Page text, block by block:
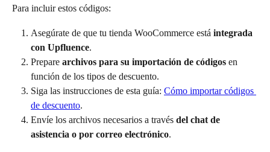
Para incluir estos códigos:
Asegúrate de que tu tienda WooCommerce está integrada
con Upfluence.
Prepare archivos para su importación de códigos en
función de los tipos de descuento.
Siga las instrucciones de esta guía: Cómo importar códigos
de descuento.
Envíe los archivos necesarios a través del chat de
asistencia o por correo electrónico.